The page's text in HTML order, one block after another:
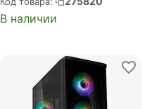
A190)
В наличии